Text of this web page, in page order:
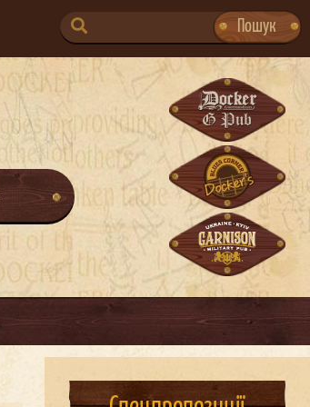
SEARCH
FOR:
Пошук